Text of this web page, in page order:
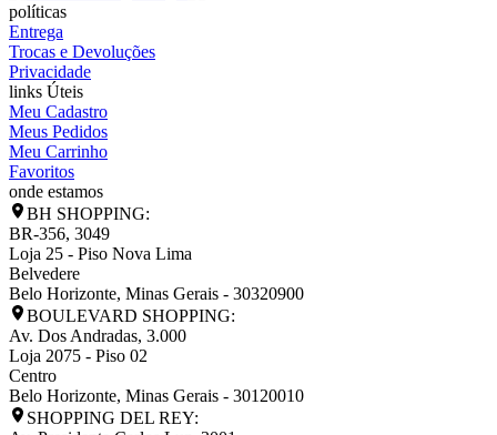
políticas
Entrega
Trocas e Devoluções
Privacidade
links Úteis
Meu Cadastro
Meus Pedidos
Meu Carrinho
Favoritos
onde estamos
BH SHOPPING:
BR-356, 3049
Loja 25 - Piso Nova Lima
Belvedere
Belo Horizonte, Minas Gerais - 30320900
BOULEVARD SHOPPING:
Av. Dos Andradas, 3.000
Loja 2075 - Piso 02
Centro
Belo Horizonte, Minas Gerais - 30120010
SHOPPING DEL REY: